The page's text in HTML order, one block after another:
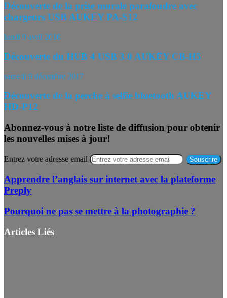
Découverte de la prise murale parafoudre avec
chargeurs USB AUKEY PA-S12
lundi 9 avril 2018
Découverte du HUB 4 USB 3.0 AUKEY CB-H5
samedi 9 décembre 2017
Découverte de la perche à selfie bluetooth AUKEY
HD-P12
Abonnez-vous à notre liste de diffusion pour obtenir
les nouvelles mises à jour!
Entrez votre adresse email
Apprendre l’anglais sur internet avec la plateforme
Preply
Pourquoi ne pas se mettre à la photographie ?
Articles Liés